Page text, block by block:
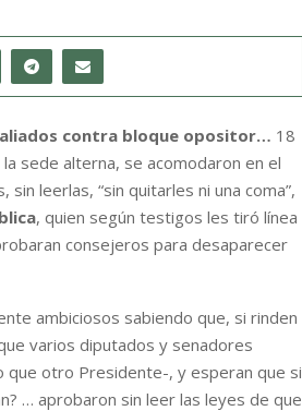
aliados contra bloque opositor… 18
sede alterna, se acomodaron en el
leerlas, “sin quitarles ni una coma”,
, quien según testigos les tiró línea
consejeros para desaparecer
ambiciosos sabiendo que, si rinden
varios diputados y senadores
que otro Presidente-, y esperan que si
… aprobaron sin leer las leyes de que